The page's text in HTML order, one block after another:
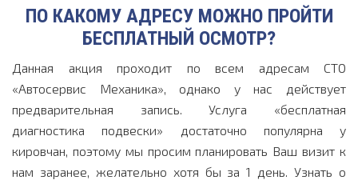
ПО КАКОМУ АДРЕСУ МОЖНО ПРОЙТИ
БЕСПЛАТНЫЙ ОСМОТР?
Данная акция проходит по всем адресам СТО
«Автосервис Механика», однако у нас действует
предварительная запись. Услуга «бесплатная
диагностика подвески» достаточно популярна у
кировчан, поэтому мы просим планировать Ваш визит к
нам заранее, желательно хотя бы за 1 день. Узнать о